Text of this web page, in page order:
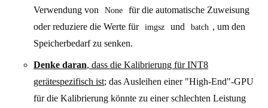
Verwendung von
None
für die automatische Zuweisung
oder reduziere die Werte für imgsz und batch , um den
Speicherbedarf zu senken.
Denke daran, dass die Kalibrierung für INT8
gerätespezifisch ist; das Ausleihen einer "High-End"-GPU
für die Kalibrierung könnte zu einer schlechten Leistung